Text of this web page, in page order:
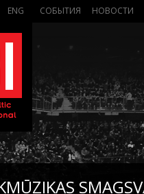
ENG СОБЫТИЯ НОВОСТИ